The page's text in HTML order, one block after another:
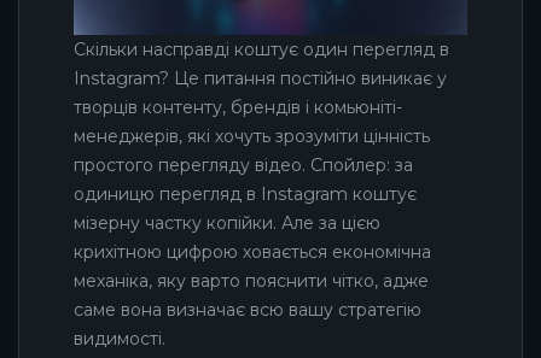
Скільки насправді коштує один перегляд в
Instagram? Це питання постійно виникає у
творців контенту, брендів і комьюніті-
менеджерів, які хочуть зрозуміти цінність
простого перегляду відео. Спойлер: за
одиницю перегляд в Instagram коштує
мізерну частку копійки. Але за цією
крихітною цифрою ховається економічна
механіка, яку варто пояснити чітко, адже
саме вона визначає всю вашу стратегію
видимості.